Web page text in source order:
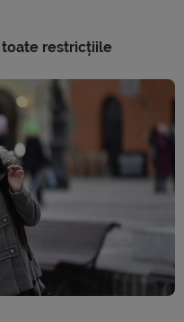
toate restricțiile